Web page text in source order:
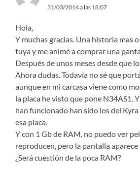
31/03/2014 a las 18:07
Hola,
Y muchas gracias. Una historia mas
tuya y me animé a comprar una
Después de unos meses desde que
Ahora dudas. Todavía no sé que
aunque en mi carcasa viene como
la placa he visto que pone N34AS1.
han funcionado han sido los del Kyra
esa placa.
Y con 1 Gb de RAM, no puedo ver
reproducen, pero la pantalla aparece
¿Será cuestión de la poca RAM?